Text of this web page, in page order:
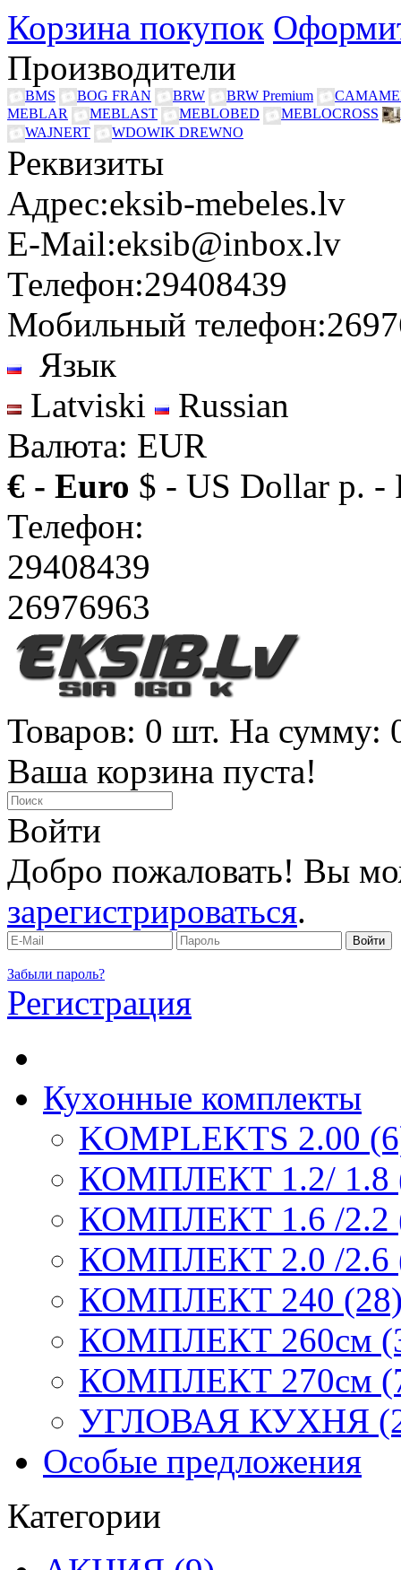
Корзина покупок
Производители
BMS BOG FRAN BRW BRW Premium
MEBLAR
MEBLAST MEBLOBED MEBLOCROSS
WAJNERT
WDOWIK DREWNO
Реквизиты
Адрес:eksib-mebeles.lv
E-Mail:eksib@inbox.lv
Телефон:29408439
Мобильный телефон:
Язык
Latviski
Russian
Валюта: EUR
€ - Euro $ - US Dollar р. -
Телефон:
29408439
26976963
Товаров: 0 шт. На сумму:
Ваша корзина пуста!
Войти
Добро пожаловать! Вы
зарегистрироваться.
Забыли пароль?
Регистрация
Кухонные комплекты
KOMPLEKTS 2.00
КОМПЛЕКТ 1.2/ 1.8
КОМПЛЕКТ 1.6 /2.2
КОМПЛЕКТ 2.0 /2.6
КОМПЛЕКТ 240
КОМПЛЕКТ 260см
КОМПЛЕКТ 270см
УГЛОВАЯ КУХНЯ
Особые предложения
Категории